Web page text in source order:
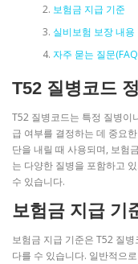
보험금 지급 기준
실비보험 보장 내용
자주 묻는 질문
T52 질병코드
T52 질병코드는 특정 질병이
급 여부를 결정하는 데 중요
단을 내릴 때 사용되며, 보험
는 다양한 질병을 포함하고
수 있습니다.
보험금 지급 기
보험금 지급 기준은 T52 질
다를 수 있습니다. 일반적으